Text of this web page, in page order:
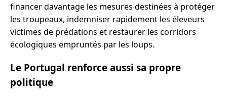
financer davantage les mesures destinées à protéger
les troupeaux, indemniser rapidement les éleveurs
victimes de prédations et restaurer les corridors
écologiques empruntés par les loups.
Le Portugal renforce aussi sa propre
politique